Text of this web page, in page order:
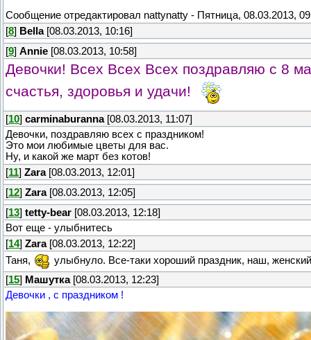
Сообщение отредактировал nattynatty - Пятница, 08.03.2013,
[8] Bella[08.03.2013, 10:16]
[9] Annie [08.03.2013, 10:58]
Девочки! Всех Всех Всех поздравляю с 8
счастья, здоровья и удачи!
[10] carminaburanna[08.03.2013, 11:07]
Девочки, поздравляю всех с праздником!
Это мои любимые цветы для вас.
Ну, и какой же март без котов!
[11] Zara[08.03.2013, 12:01]
[12] Zara[08.03.2013, 12:05]
[13] tetty-bear [08.03.2013, 12:18]
Вот еще - улыбнитесь
[14] Zara[08.03.2013, 12:22]
Таня,
улыбнуло. Все-таки хороший праздник, наш,
[15] Машутка[08.03.2013, 12:23]
Девочки , с праздником !